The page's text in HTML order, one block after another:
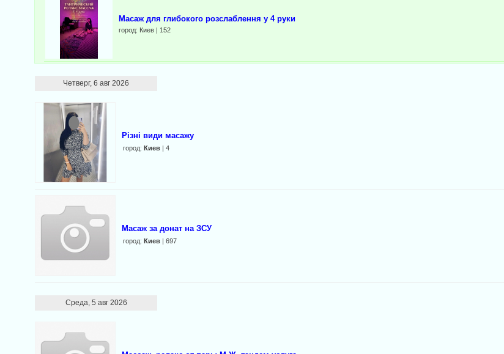
Масаж для глибокого розслаблення у 4 руки
город: Киев | 152
Четверг, 6 авг 2026
Різні види масажу
город:Киев | 4
Масаж за донат на ЗСУ
город:Киев | 697
Среда, 5 авг 2026